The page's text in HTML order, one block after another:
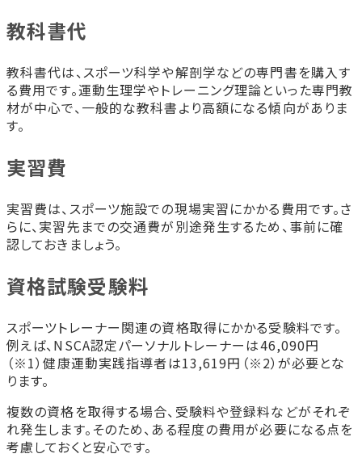
教科書代
教科書代は、スポーツ科学や解剖学などの専門書を購入す
る費用です。運動生理学やトレーニング理論といった専門教
材が中心で、一般的な教科書より高額になる傾向がありま
す。
実習費
実習費は、スポーツ施設での現場実習にかかる費用です。さ
らに、実習先までの交通費が別途発生するため、事前に確
認しておきましょう。
資格試験受験料
スポーツトレーナー関連の資格取得にかかる受験料です。
例えば、NSCA認定パーソナルトレーナーは46,090円
（※1）健康運動実践指導者は13,619円（※2）が必要とな
ります。
複数の資格を取得する場合、受験料や登録料などがそれぞ
れ発生します。そのため、ある程度の費用が必要になる点を
考慮しておくと安心です。